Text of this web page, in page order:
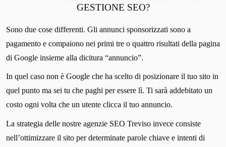
GESTIONE SEO?
Sono due cose differenti. Gli annunci sponsorizzati sono a
pagamento e compaiono nei primi tre o quattro risultati della pagina
di Google insieme alla dicitura “annuncio”.
In quel caso non è Google che ha scelto di posizionare il tuo sito in
quel punto ma sei tu che paghi per essere lì. Ti sarà addebitato un
costo ogni volta che un utente clicca il tuo annuncio.
La strategia delle nostre agenzie SEO Treviso invece consiste
nell’ottimizzare il sito per determinate parole chiave e intenti di